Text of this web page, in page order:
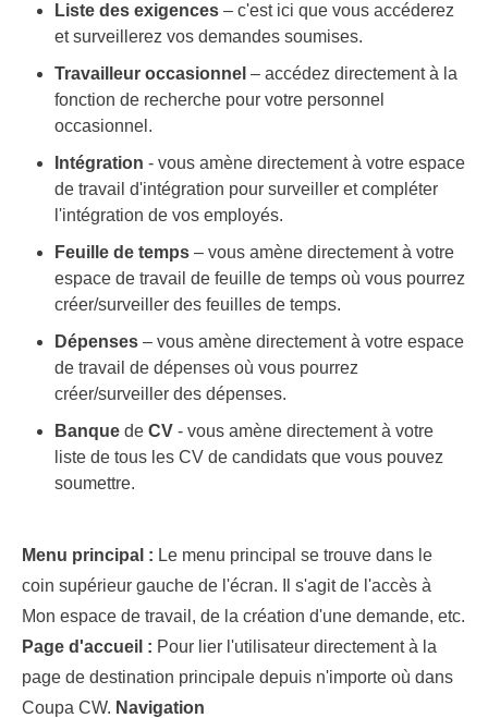
Liste des exigences – c'est ici que vous accéderez
et surveillerez vos demandes soumises.
Travailleur occasionnel – accédez directement à la
fonction de recherche pour votre personnel
occasionnel.
Intégration - vous amène directement à votre espace
de travail d'intégration pour surveiller et compléter
l'intégration de vos employés.
Feuille de temps – vous amène directement à votre
espace de travail de feuille de temps où vous pourrez
créer/surveiller des feuilles de temps.
Dépenses – vous amène directement à votre espace
de travail de dépenses où vous pourrez
créer/surveiller des dépenses.
Banque de CV - vous amène directement à votre
liste de tous les CV de candidats que vous pouvez
soumettre.
Menu principal : Le menu principal se trouve dans le
coin supérieur gauche de l'écran. Il s'agit de l'accès à
Mon espace de travail, de la création d'une demande, etc.
Page d'accueil : Pour lier l'utilisateur directement à la
page de destination principale depuis n'importe où dans
Coupa CW. Navigation